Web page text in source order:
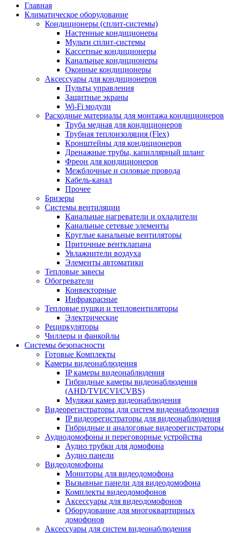
Главная
Климатическое оборудование
Кондиционеры (сплит-системы)
Настенные кондиционеры
Мульти сплит-системы
Кассетные кондиционеры
Канальные кондиционеры
Оконные кондиционеры
Аксессуары для кондиционеров
Пульты управления
Защитные экраны
Wi-Fi модули
Расходные материалы для монтажа кондиционеров
Труба медная для кондиционеров
Трубная теплоизоляция (Flex)
Кронштейны для кондиционеров
Дренажные трубы, капиллярный шланг
Фреон для кондиционеров
Межблочные и силовые провода
Кабель-канал
Прочее
Бризеры
Системы вентиляции
Канальные нагреватели и охладители
Канальные сетевые элементы
Круглые канальные вентиляторы
Приточные вентклапана
Увлажнители воздуха
Элементы автоматики
Тепловые завесы
Обогреватели
Конвекторные
Инфракрасные
Тепловые пушки и тепловентиляторы
Электрические
Рециркуляторы
Чиллеры и фанкойлы
Системы безопасности
Готовые Комплекты
Камеры видеонаблюдения
IP камеры видеонаблюдения
Гибридные камеры видеонаблюдения
(AHD/TVI/CVI/CVBS)
Муляжи камер видеонаблюдения
Видеорегистраторы для систем видеонаблюдения
IP видеорегистраторы для видеонаблюдения
Гибридные и аналоговые видеорегистраторы
Аудиодомофоны и переговорные устройства
Аудио трубки для домофона
Аудио панели
Видеодомофоны
Мониторы для видеодомофона
Вызывные панели для видеодомофона
Комплекты видеодомофонов
Аксессуары для видеодомофонов
Оборудование для многоквартирных
домофонов
Аксессуары для систем видеонаблюдения